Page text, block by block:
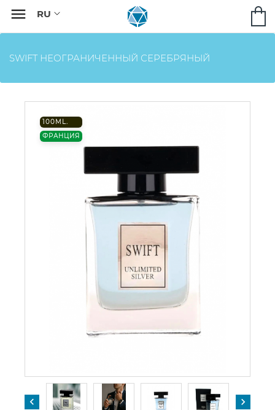

SWIFT НЕОГРАНИЧЕННЫЙ СЕРЕБРЯНЫЙ
100ML.
ФРАНЦИЯ
 